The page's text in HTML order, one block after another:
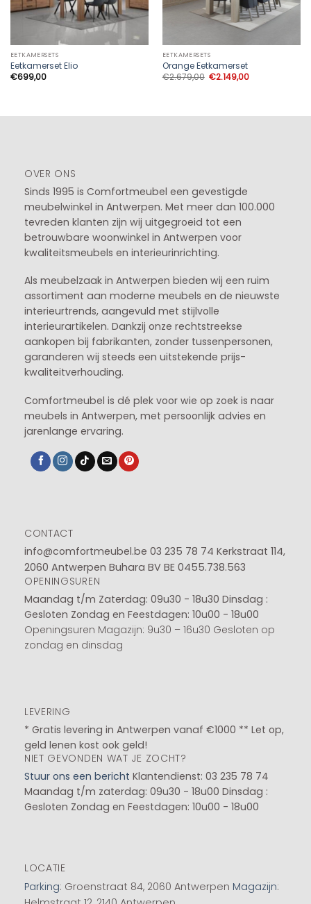
EETKAMERSETS
Eetkamerset Elio
€699,00
EETKAMERSETS
Orange Eetkamerset
€2.679,00 Oorspronkelijke
€2.149,00Huidige
OVER ONS
Sinds 1995 is Comfortmeubel een gevestigde
meubelwinkel in Antwerpen. Met meer dan 100.000
tevreden klanten zijn wij uitgegroeid tot een
betrouwbare woonwinkel in Antwerpen voor
kwaliteitsmeubels en interieurinrichting.
Als meubelzaak in Antwerpen bieden wij een ruim
assortiment aan moderne meubels en de nieuwste
interieurtrends, aangevuld met stijlvolle
interieurartikelen. Dankzij onze rechtstreekse
aankopen bij fabrikanten, zonder tussenpersonen,
garanderen wij steeds een uitstekende prijs-
kwaliteitverhouding.
Comfortmeubel is dé plek voor wie op zoek is naar
meubels in Antwerpen, met persoonlijk advies en
jarenlange ervaring.
CONTACT
info@comfortmeubel.be 03 235 78 74 Kerkstraat 114,
2060 Antwerpen Buhara BV BE 0455.738.563
OPENINGSUREN
Maandag t/m Zaterdag: 09u30 - 18u30 Dinsdag :
Gesloten Zondag en Feestdagen: 10u00 - 18u00
Openingsuren Magazijn: 9u30 – 16u30 Gesloten op
zondag en dinsdag
LEVERING
* Gratis levering in Antwerpen vanaf €1000 ** Let op,
geld lenen kost ook geld!
NIET GEVONDEN WAT JE ZOCHT?
Stuur ons een bericht Klantendienst: 03 235 78 74
Maandag t/m zaterdag: 09u30 - 18u00 Dinsdag :
Gesloten Zondag en Feestdagen: 10u00 - 18u00
LOCATIE
Parking: Groenstraat 84, 2060 Antwerpen Magazijn: